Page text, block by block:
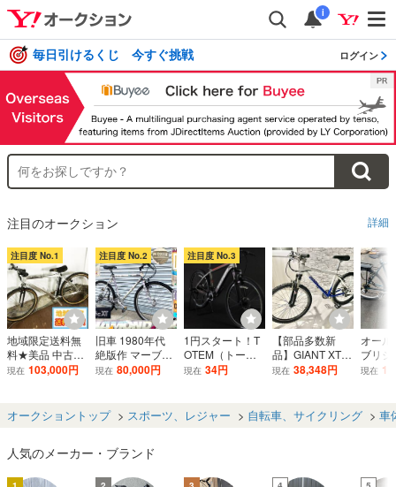
i
毎日引けるくじ 今すぐ挑戦 ログイン
注目のオークション 詳細
注目度 No.1
地域限定送料無
料★美品 中古★
Panasonic マウ
ラボ MTB シルバ
ー【Panasonic
ク】GV5S
現在 103,000円
注目度 No.2
旧車 1980年代
絶版作 マーブル
塗装 楕円バイオ
ンテンバイク ダ
イアモンドバッ
ャークフィン
現在 80,000円
注目度 No.3
1円スタート！T
OTEM（トーテ
ム）新品☆ディ
ルミフレーム、
マウンテンバイ
現在 34円
【部品多数新
品】GIANT XTC
840 24速 マウ
現在 38,348円
オー
ブリ
業所
取り
現在
オークショントップ スポーツ、レジャー 自転車、サイクリング 車
人気のメーカー・ブランド